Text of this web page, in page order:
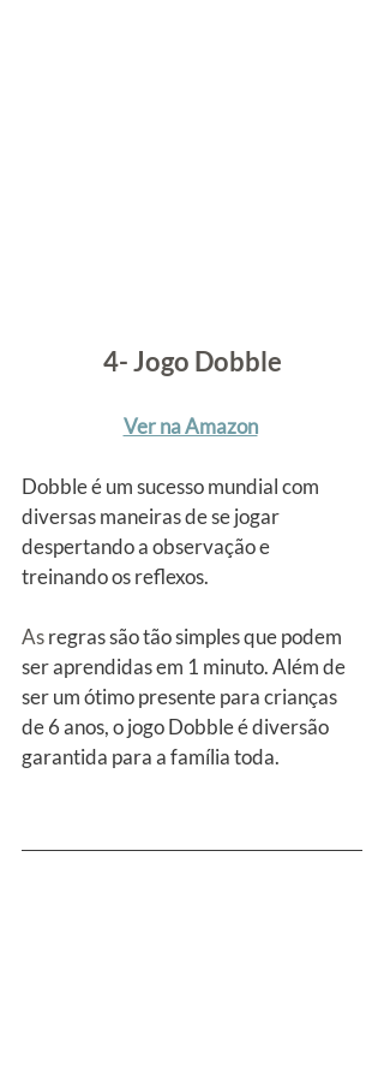
4- Jogo Dobble
Ver na Amazon
Dobble é um sucesso mundial com
diversas maneiras de se jogar
despertando a observação e
treinando os reflexos.
As regras são tão simples que podem
ser aprendidas em 1 minuto. Além de
ser um ótimo presente para crianças
de 6 anos, o jogo Dobble é diversão
garantida para a família toda.